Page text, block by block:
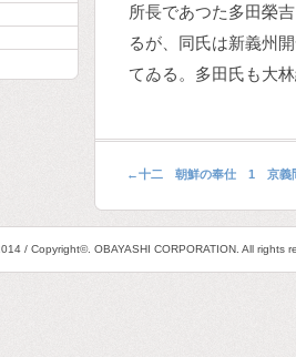
所長であつた多田榮
るが、同氏は新義州
てゐる。多田氏も大
←十二 朝鮮の奉仕 1 京義
/ Copyright©. OBAYASHI CORPORATION. All rights